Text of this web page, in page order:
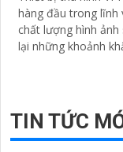
hàng đầu trong lĩnh vực thu hình.
chất lượng hình
lại những khoảnh
TIN TỨC